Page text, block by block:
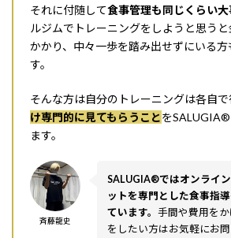
それに付随して食事管理も同じくらい大
ルジムでトレーニングをしようと思う
かかり、中々一歩を踏み出せずにいる方
す。
そんな方は自分のトレーニングは各自で
け専門的に見てもらうことを
ます。
斉藤龍史
SALUGIA®︎ではオンライ
ットを専門とした食事指
ています。 手間や費用を
をしたい方はお気軽にお問